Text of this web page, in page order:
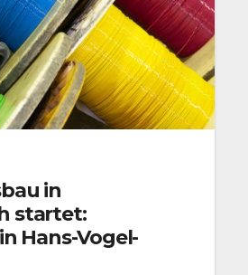
in
startet:
Hans-Vogel-